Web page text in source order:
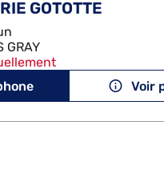
GOTOTTE
GRAY
Voir